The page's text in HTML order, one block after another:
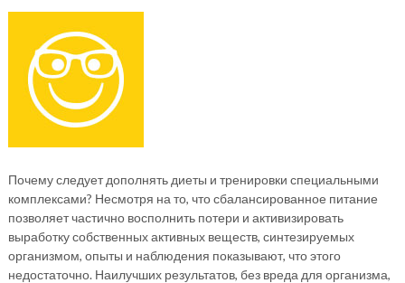
Почему следует дополнять диеты и тренировки специальными
комплексами? Несмотря на то, что сбалансированное питание
позволяет частично восполнить потери и активизировать
выработку собственных активных веществ, синтезируемых
организмом, опыты и наблюдения показывают, что этого
недостаточно. Наилучших результатов, без вреда для организма,